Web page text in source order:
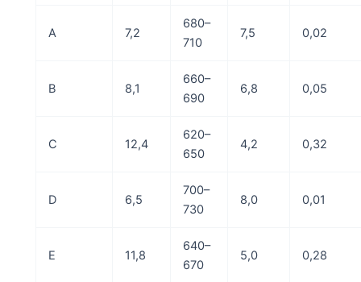
A 7,2
680–
710
7,5 0,02
B 8,1
660–
690
6,8 0,05
C 12,4
620–
650
4,2 0,32
D 6,5
700–
730
8,0 0,01
E 11,8
640–
670
5,0 0,28